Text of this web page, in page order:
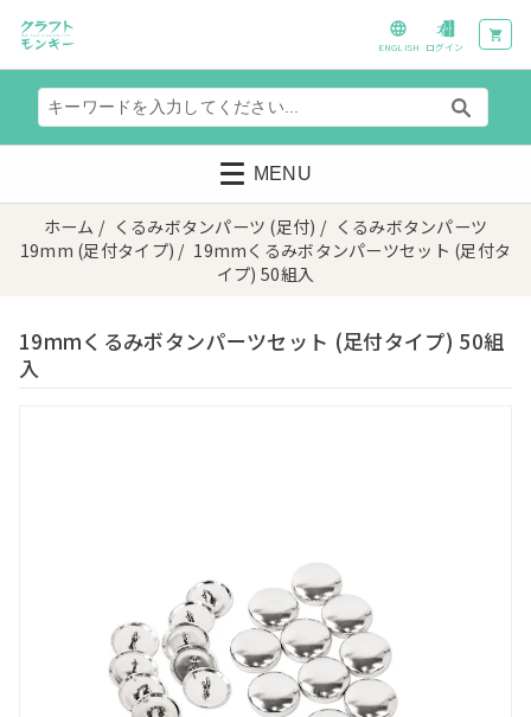
ログイン
ENGLISH
MENU
ホーム / くるみボタンパーツ (足付) / くるみボタンパーツ
19mm (足付タイプ) / 19mmくるみボタンパーツセット (足付タ
イプ) 50組入
19mmくるみボタンパーツセット (足付タイプ) 50組
入